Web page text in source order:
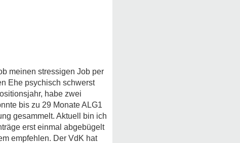
meinen stressigen Job per
Ehe psychisch schwerst
habe zwei
bis zu 29 Monate ALG1
gesammelt. Aktuell bin ich
erst einmal abgebügelt
empfehlen. Der VdK hat